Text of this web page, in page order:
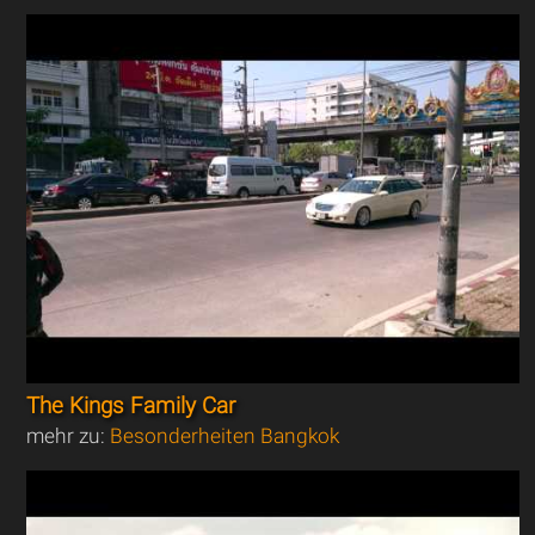
The Kings Family Car
mehr zu: Besonderheiten Bangkok